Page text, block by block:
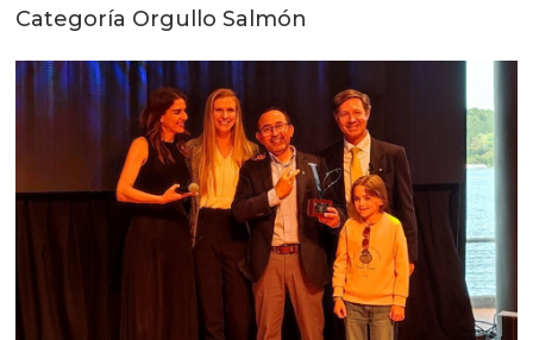
Categoría Orgullo Salmón